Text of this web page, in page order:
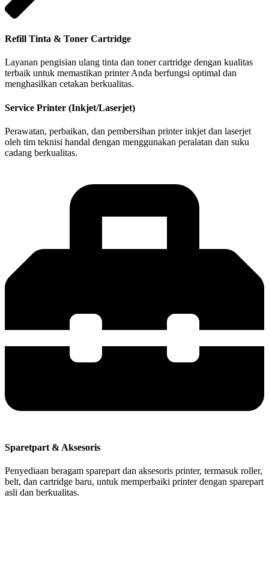
Refill Tinta & Toner Cartridge
Layanan pengisian ulang tinta dan toner cartridge dengan kualitas
terbaik untuk memastikan printer Anda berfungsi optimal dan
menghasilkan cetakan berkualitas.
Service Printer (Inkjet/Laserjet)
Perawatan, perbaikan, dan pembersihan printer inkjet dan laserjet
oleh tim teknisi handal dengan menggunakan peralatan dan suku
cadang berkualitas.
Sparetpart & Aksesoris
Penyediaan beragam sparepart dan aksesoris printer, termasuk roller,
belt, dan cartridge baru, untuk memperbaiki printer dengan sparepart
asli dan berkualitas.